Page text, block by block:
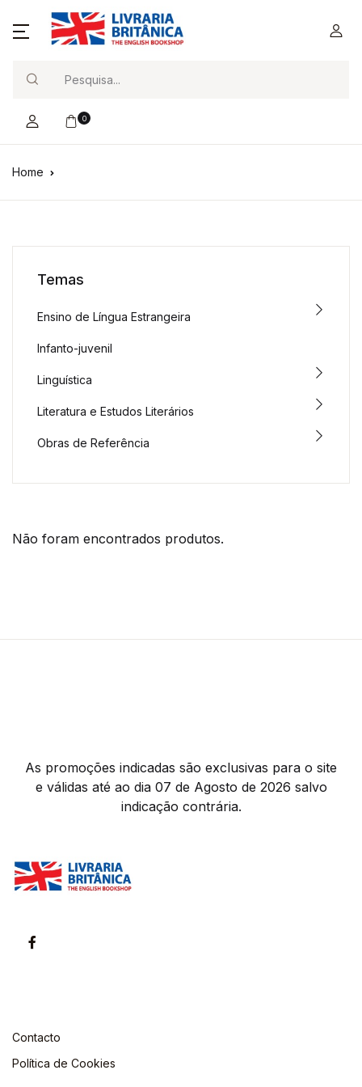
0
Home
Não foram encontrados produtos.
Temas
Ensino de Língua Estrangeira
Infanto-juvenil
Linguística
Literatura e Estudos Literários
Obras de Referência
As promoções indicadas são exclusivas para o site
e válidas até ao dia 07 de Agosto de 2026 salvo
indicação contrária.
Contacto
Política de Cookies